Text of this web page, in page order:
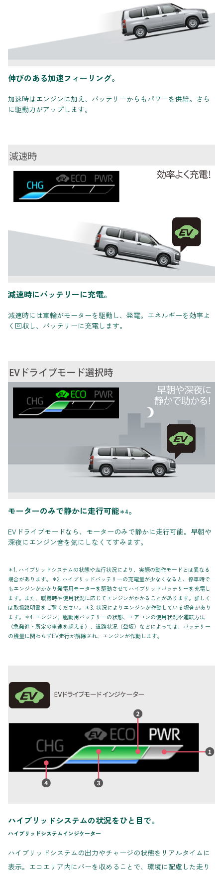
伸びのある加速フィーリング。
加速時はエンジンに加え、バッテリーからもパワーを供給。さら
に駆動力がアップします。
減速時にバッテリーに充電。
減速時には車輪がモーターを駆動し、発電。エネルギーを効率よ
く回収し、バッテリーに充電します。
モーターのみで静かに走行可能＊4。
EVドライブモードなら、モーターのみで静かに走行可能。早朝や
深夜にエンジン音を気にしなくてすみます。
＊1. ハイブリッドシステムの状態や走行状況により、実際の動作モードとは異なる
場合があります。＊2. ハイブリッドバッテリーの充電量が少なくなると、停車時で
もエンジンがかかり発電用モーターを駆動させてハイブリッドバッテリーを充電し
ます。また、暖房時や使用状況に応じてエンジンがかかることがあります。詳しく
は取扱説明書をご覧ください。＊3. 状況によりエンジンが作動している場合があり
ます。＊4. エンジン、駆動用バッテリーの状態、エアコンの使用状況や運転方法
（急発進・所定の車速を超える）、道路状況（登坂）などによっては、バッテリー
の残量に関わらずEV走行が解除され、エンジンが作動します。
ハイブリッドシステムの状況をひと目で。
ハイブリッドシステムインジケーター
ハイブリッドシステムの出力やチャージの状態をリアルタイムに
表示。エコエリア内にバーを収めることで、環境に配慮した走り